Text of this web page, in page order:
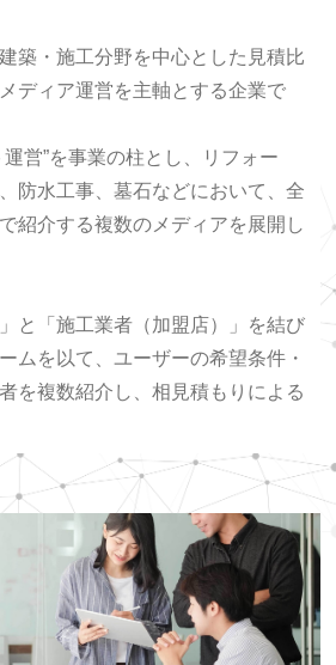
築・施工分野を中心とした見積比
ディア運営を主軸とする企業で
営”を事業の柱とし、リフォー
防水工事、墓石などにおいて、全
紹介する複数のメディアを展開し
と「施工業者（加盟店）」を結び
ムを以て、ユーザーの希望条件・
を複数紹介し、相見積もりによる